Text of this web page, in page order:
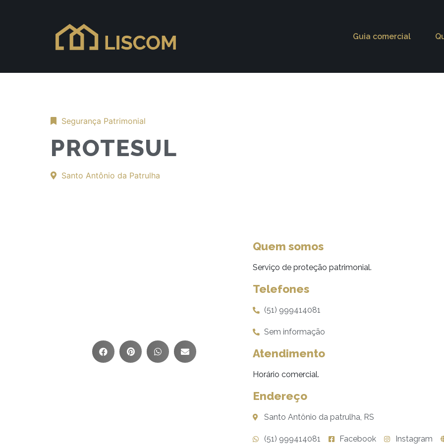
Guia comercial
Segurança Patrimonial
PROTESUL
Santo Antônio da Patrulha
Quem somos
Serviço de proteção patrimonial.
Telefones
(51) 999414081
Sem informação
Atendimento
Horário comercial.
Endereço
Santo Antônio da patrulha, RS
(51) 999414081 Facebook Instagram